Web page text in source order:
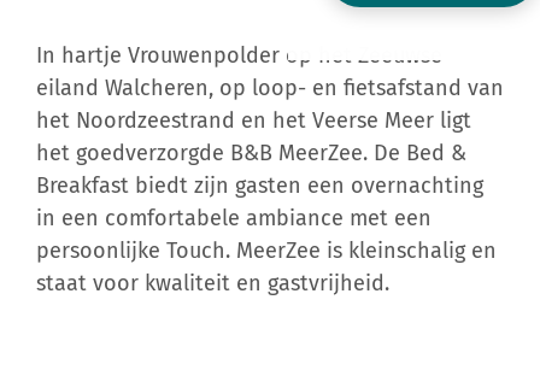
In hartje Vrouwenpolder op het Zeeuwse
eiland Walcheren, op loop- en fietsafstand van
het Noordzeestrand en het Veerse Meer ligt
het goedverzorgde B&B MeerZee. De Bed &
Breakfast biedt zijn gasten een overnachting
in een comfortabele ambiance met een
persoonlijke Touch. MeerZee is kleinschalig en
staat voor kwaliteit en gastvrijheid.